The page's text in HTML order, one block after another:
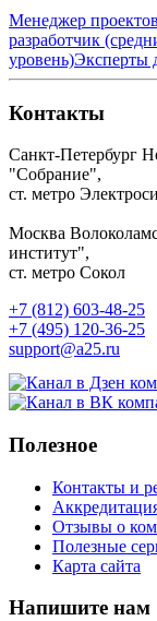
Менеджер проектов
разработчик
уровень)Эксперты
Контакты
Санкт-Петербург
"Собрание",
ст. метро
Москва
институт",
ст. метро Сокол
+7 (812) 603-48-25
+7 (495) 120-36-25
support@a25.ru
Полезное
Контакты и
Отзывы о
Полезные
Карта сайта
Напишите нам